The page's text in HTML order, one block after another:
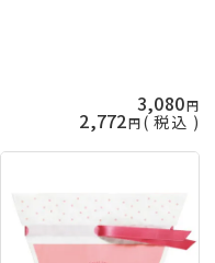
3,080
2,772 税込